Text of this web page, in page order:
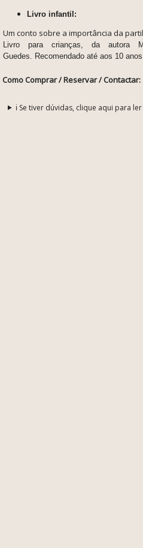
Livro infantil:
Um conto sobre a importância da
Livro para crianças, da autora
Guedes. Recomendado até aos 10 anos
Como Comprar / Reservar / Contactar:
ℹ️ Se tiver dúvidas, clique aqui para